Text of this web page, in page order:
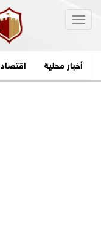
أخبار محلية اقتصاد